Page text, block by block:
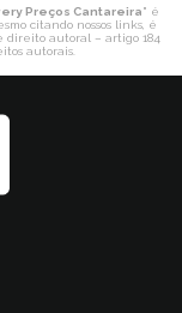
Preços Cantareira" é
citando nossos links, é
direito autoral – artigo 184
autorais.